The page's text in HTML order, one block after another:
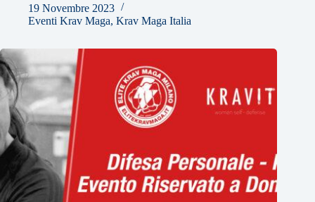
19 Novembre 2023
Eventi Krav Maga, Krav Maga Italia